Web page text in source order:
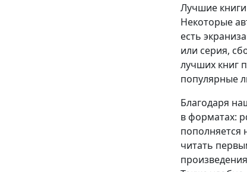
Лучшие
Некоторые
есть
или серия,
лучших книг
популярные
Благодаря
в форматах:
пополняется
читать